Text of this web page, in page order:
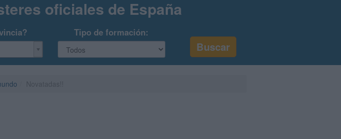
oficiales de España
Tipo de formación: